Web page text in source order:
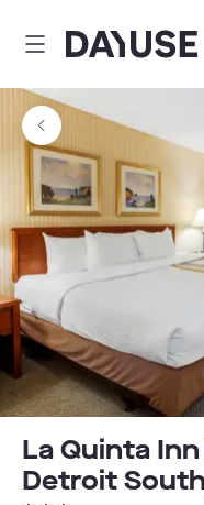
Dayuse
La Quinta
Detroit